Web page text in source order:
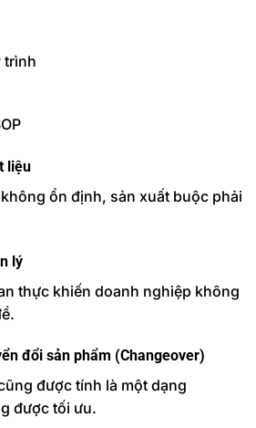
trình
liệu
ổn định, sản xuất buộc phải
lý
thực khiến doanh nghiệp không
đổi sản phẩm (Changeover)
được tính là một dạng
được tối ưu.